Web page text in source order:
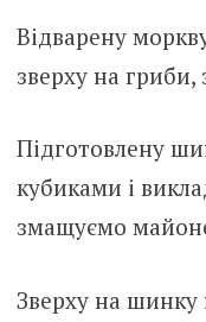
Відварену
зверху на
Підготовлену
кубиками і
змащуємо
Зверху на шинку